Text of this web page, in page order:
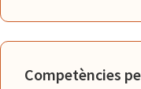
Competències